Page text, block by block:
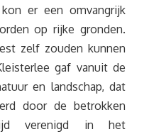
er een omvangrijk
op rijke gronden.
zelf zouden kunnen
gaf vanuit de
en landschap, dat
door de betrokken
verenigd in het